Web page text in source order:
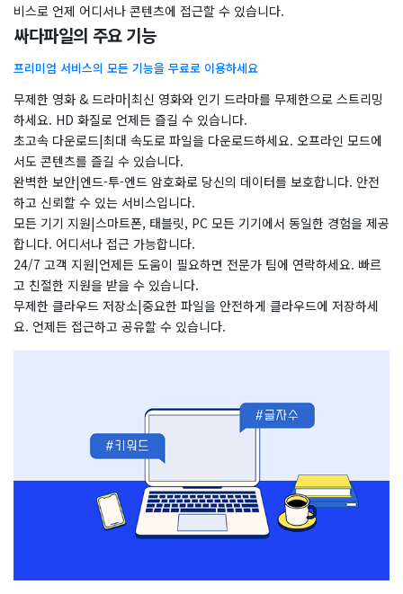
비스로 언제 어디서나 콘텐츠에 접근할 수 있습니다.
싸다파일의 주요 기능
프리미엄 서비스의 모든 기능을 무료로 이용하세요
무제한 영화 & 드라마|최신 영화와 인기 드라마를 무제한으로 스트리밍
하세요. HD 화질로 언제든 즐길 수 있습니다.
초고속 다운로드|최대 속도로 파일을 다운로드하세요. 오프라인 모드에
서도 콘텐츠를 즐길 수 있습니다.
완벽한 보안|엔드-투-엔드 암호화로 당신의 데이터를 보호합니다. 안전
하고 신뢰할 수 있는 서비스입니다.
모든 기기 지원|스마트폰, 태블릿, PC 모든 기기에서 동일한 경험을 제공
합니다. 어디서나 접근 가능합니다.
24/7 고객 지원|언제든 도움이 필요하면 전문가 팀에 연락하세요. 빠르
고 친절한 지원을 받을 수 있습니다.
무제한 클라우드 저장소|중요한 파일을 안전하게 클라우드에 저장하세
요. 언제든 접근하고 공유할 수 있습니다.